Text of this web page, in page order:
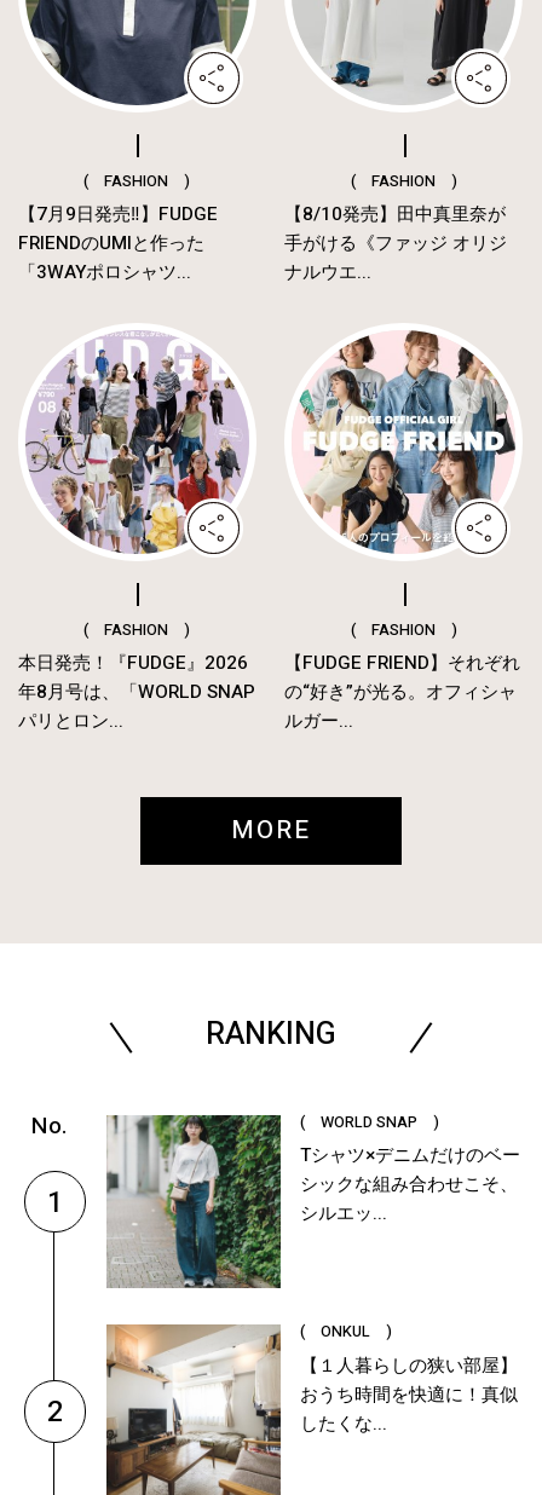
( FASHION )
【7月9日発売‼︎】FUDGE
FRIENDのUMIと作った
「3WAYポロシャツ...
( FASHION )
【8/10発売】田中真里奈が
手がける《ファッジ オリジ
ナルウエ...
( FASHION )
本日発売！『FUDGE』2026
年8月号は、「WORLD SNAP
パリとロン...
( FASHION )
【FUDGE FRIEND】それぞれ
の“好き”が光る。オフィシャ
ルガー...
MORE
RANKING
1
( WORLD SNAP )
Tシャツ×デニムだけのベー
シックな組み合わせこそ、
シルエッ...
2
( ONKUL )
【１人暮らしの狭い部屋】
おうち時間を快適に！真似
したくな...